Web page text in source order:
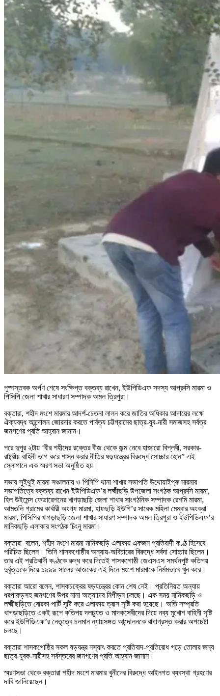
পুষ্পস্তবক অর্পণ শেষে সংক্ষিপ্ত বক্তব্য রাখেন, ইউপিডিএফ সদস্য আপ্রুসি মারমা ও
পিসিপি জেলা শাখার সাধারণ সম্পাদক অমল ত্রিপুরা।
বক্তারা, শহীদ মংশে মারমার আদর্শ-চেতনা লালন করে জাতির অধিকার আদায়ের লক্ষে
ঐক্যবদ্ধ আন্দোলন জোরদার করতে পার্বত্য চট্টগ্রামের ছাত্র-যুব-নারী সমাজসহ সর্বত্র
জনগণের প্রতি আহ্বান জানান।
পরে দুপুর ২টায় ‘বীর শহীদের রক্তের বীজ থেকে জন্ম নেবে হাজারো বিপ্লবী, সরকার-
রাষ্ট্রীয় বাহিনী ভাগ করে শাসন করার নীতির ষড়যন্ত্রের বিরুদ্ধে সোচ্চার হোন” এই
স্লোগানে এক স্মরণ সভা অনুষ্ঠিত হয়।
সভায় সুইথুই মারমা সঞ্চালনায় ও পিসিপি থানা শাখার সভাপতি উথোয়াইপ্রু মারমার
সভাপতিত্বে বক্তব্য রাখেন ইউপিডিএফ’র লক্ষ্মীছড়ি উপজেলা সংগঠক আপ্রুসি মারমা,
হিল উইমেন্স ফেডারেশনের খাগড়াছড়ি জেলা শাখার সাংগঠনিক সম্পাদক রেশমি মারমা,
আমতলি গ্রামের কার্বারী অংগ্য মারমা, হাফছড়ি ইউপি’র সাবেক মহিলা মেম্বার অংক্রা
মারমা, পিসিপির খাগড়াছড়ি জেলা শাখার সাধারণ সম্পাদক অমল ত্রিপুরা ও ইউপিডিএফ’র
মানিকছড়ি এলাকার সংগঠক চিংনু মারমা।
বক্তারা বলেন, শহীদ মংশে মারমা মানিকছড়ি এলাকায় একজন প্রতিবাদী কণ্ঠ হিসেবে
পরিচিত ছিলেন। তিনি শাসকগোষ্ঠীর অন্যায়-অবিচারের বিরুদ্ধে সর্বদা সোচ্চার ছিলেন।
তার এই প্রতিবাদী কণ্ঠকে রুদ্ধ করে দিতেই শাসকগোষ্ঠী জেএসএস সমর্থনপুষ্ট কতিপয়
দুর্বৃত্তকে দিয়ে ১৯৯৯ সালের আজকের এই দিনে মংশে মারমাকে নির্মমভাবে খুন করে।
বক্তারা আরো বলেন, শাসকচক্রের ষড়যন্ত্রের কোন শেষ নেই। প্রতিনিয়ত অন্যায়
ধরপাকড়সহ জনগণের উপর নানা অত্যাচার নিপীড়ন চলছে। এক সময় মানিকছড়ি ও
লক্ষ্মীছড়িতে বোরকা পার্টি সৃষ্টি করে এলাকায় ত্রাস সৃষ্টি করা হয়েছে। অতি সম্প্রতি
খাগড়াছড়িতে একই রূপে কতিপয় দলচ্যুত ও মাদকসেবীদের দিয়ে নব্য মুখোশ বাহিনী সৃষ্টি
করে ইউপিডিএফ’র নেতৃত্বে চলমান ন্যায়সঙ্গত আন্দোলনকে বাধাগ্রস্ত করার অপচেষ্টা
চলছে।
বক্তারা শাসকগোষ্ঠির সকল ষড়যন্ত্র নস্যাৎ করতে প্রতিবাদ-প্রতিরোধ গড়ে তোলার জন্য
ছাত্র-যুবক-নারীসহ সর্বস্তরের জনগণের প্রতি আহ্বান জানান।
স্মরণসভা থেকে বক্তারা শহীদ মংশে মারমার খুনীদের বিরুদ্ধে আইনগত ব্যবস্থা গ্রহণের
দাবি জানিয়েছেন।